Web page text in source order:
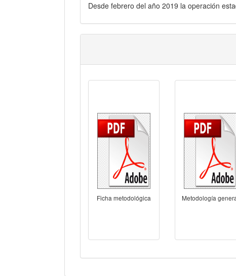
Desde febrero del año 2019 la operación
Ficha metodológica Metodología